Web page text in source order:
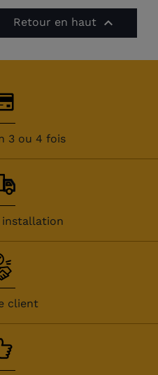
Retour en haut 
3 ou 4 fois
installation
client